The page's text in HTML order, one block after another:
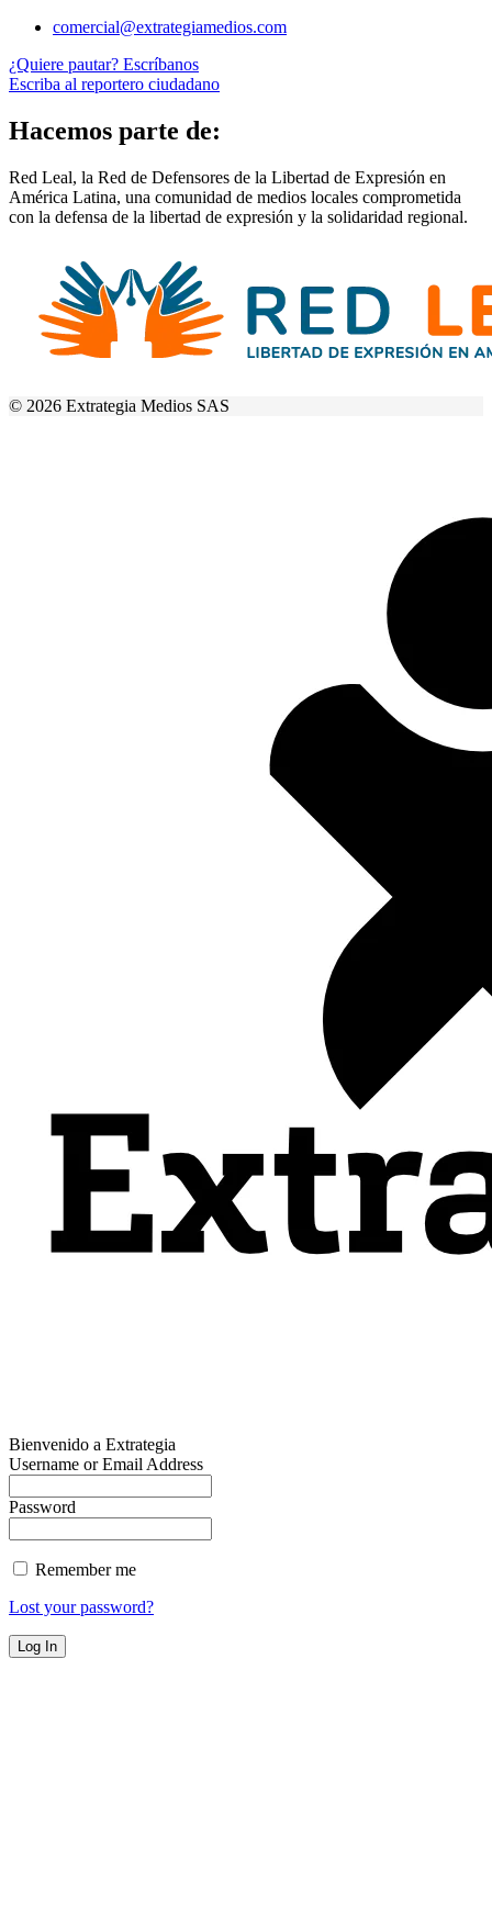
comercial@extrategiamedios.com
¿Quiere pautar? Escríbanos
Escriba al reportero ciudadano
Hacemos parte de:
Red Leal, la Red de Defensores de la Libertad de Expresión en
América Latina, una comunidad de medios locales comprometida
con la defensa de la libertad de expresión y la solidaridad regional.
© 2026 Extrategia Medios SAS
Bienvenido a Extrategia
Username or Email Address
Password
Remember me
Lost your password?